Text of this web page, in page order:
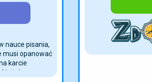
nauce pisania,
opanować
karcie